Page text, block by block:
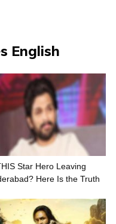
English
Star Hero Leaving
Here Is the Truth